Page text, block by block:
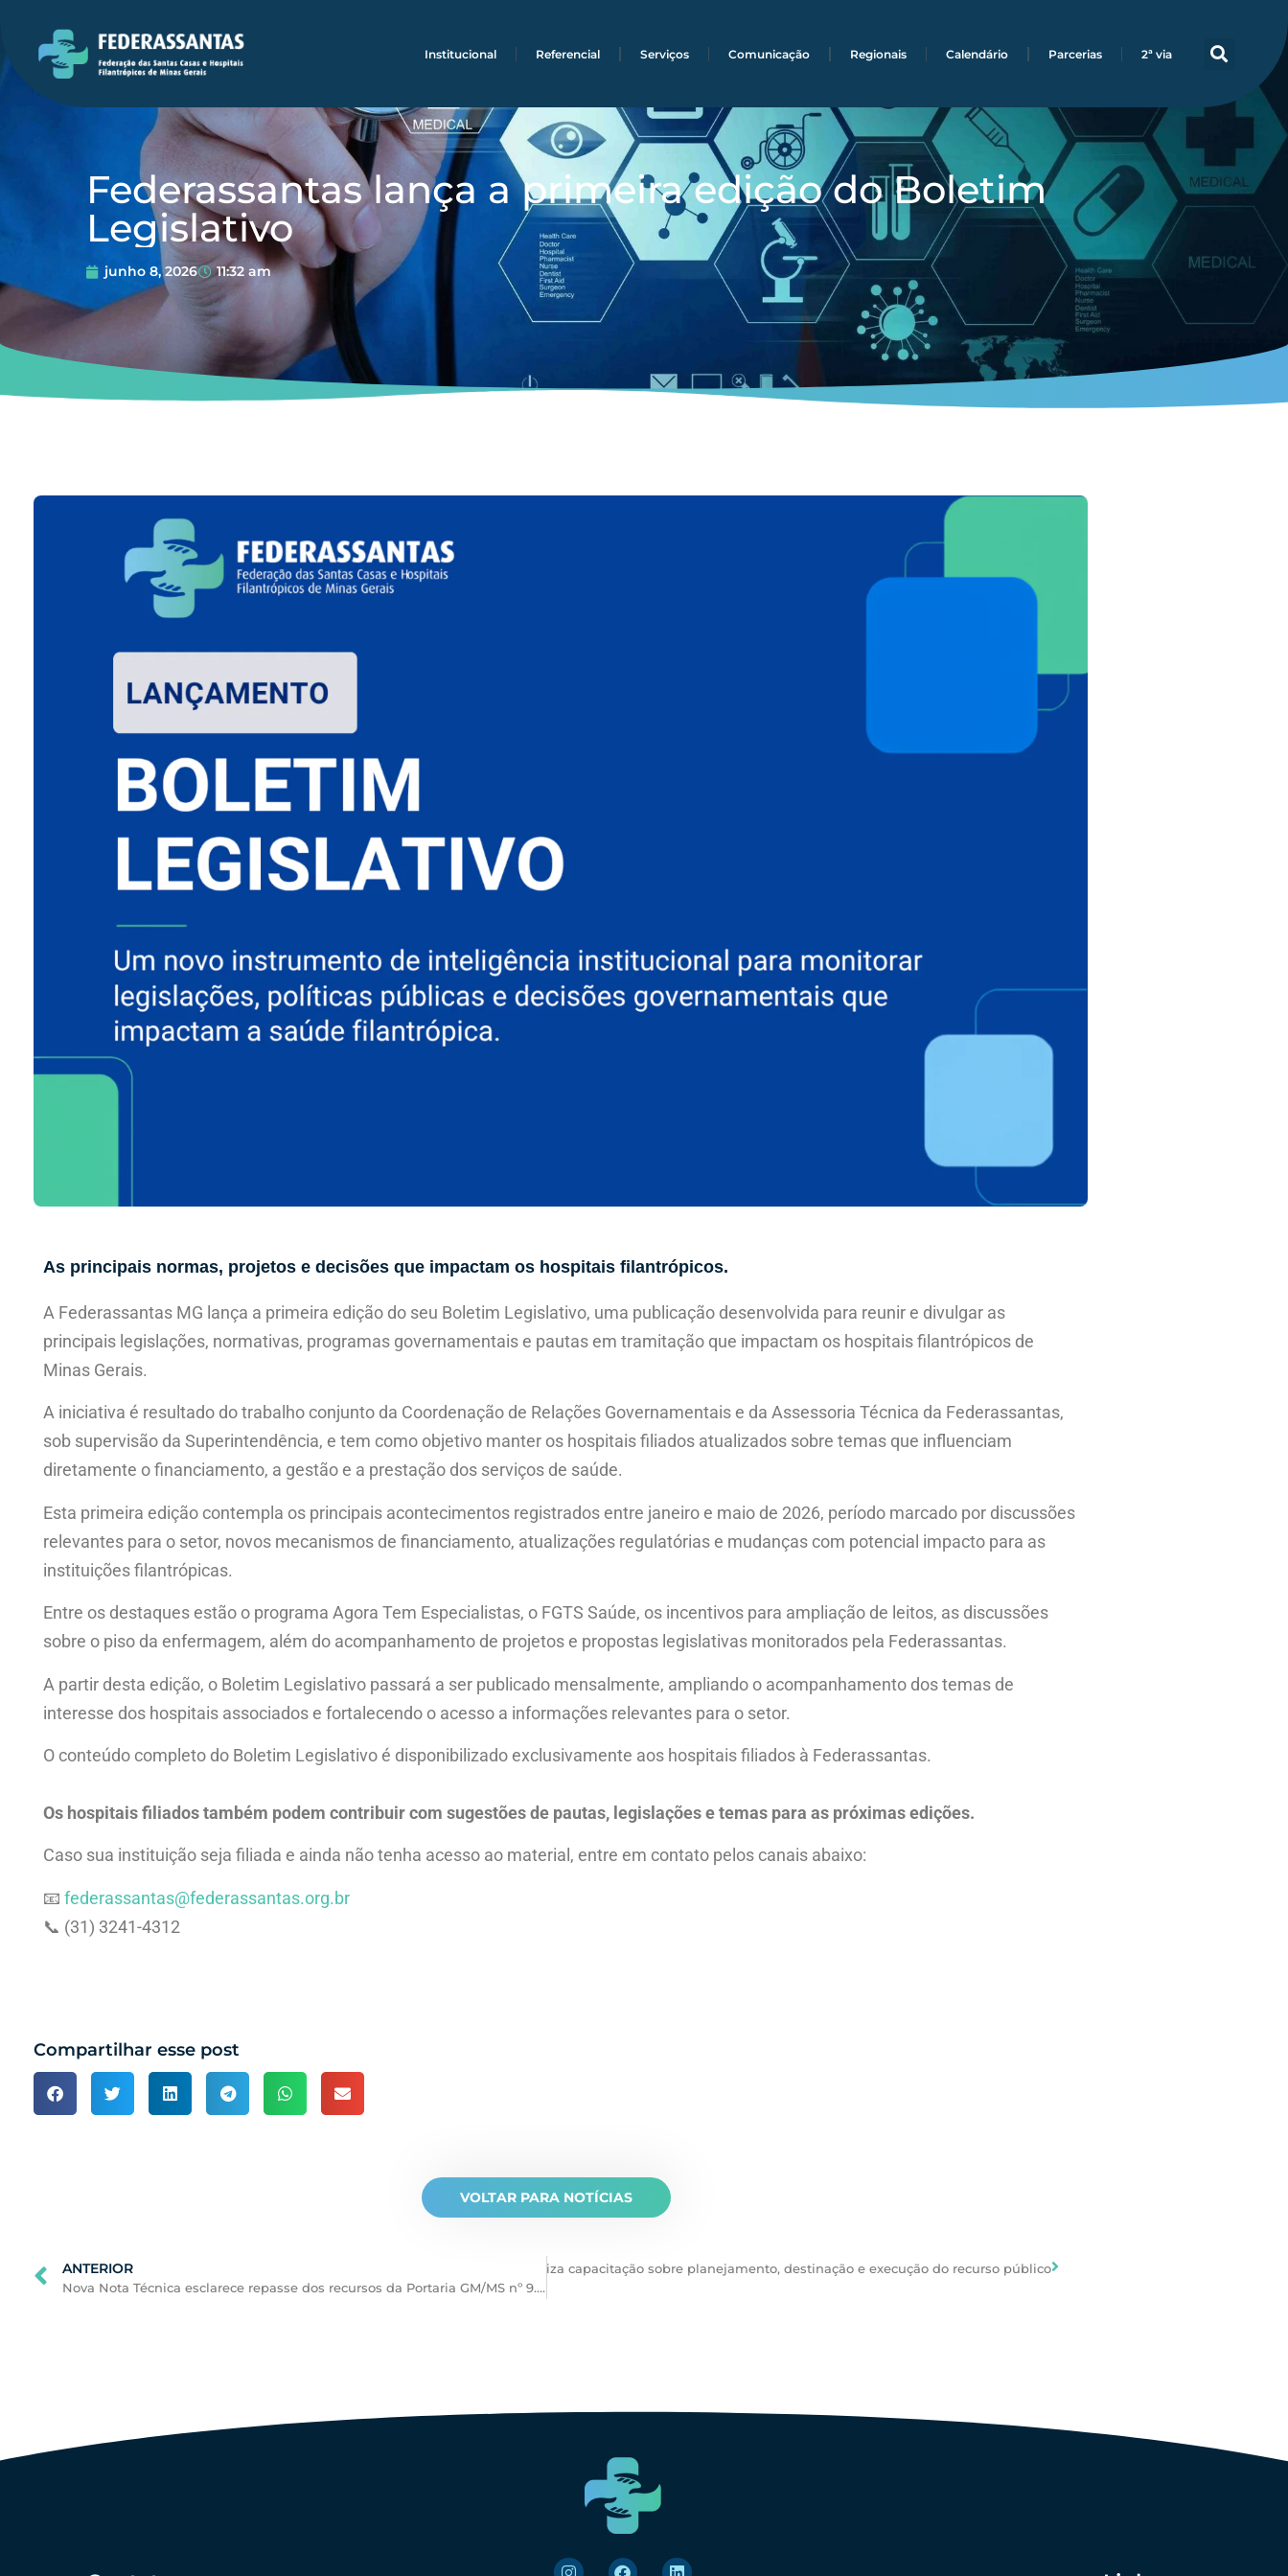
Institucional Referencial Serviços Comunicação Regionais Calendário Parcerias 2ª via
Federassantas lança a primeira edição do Boletim
Legislativo
junho 8, 2026 11:32 am
As principais normas, projetos e decisões que impactam os hospitais filantrópicos.
A Federassantas MG lança a primeira edição do seu Boletim Legislativo, uma publicação desenvolvida para reunir e divulgar as
principais legislações, normativas, programas governamentais e pautas em tramitação que impactam os hospitais filantrópicos de
Minas Gerais.
A iniciativa é resultado do trabalho conjunto da Coordenação de Relações Governamentais e da Assessoria Técnica da Federassantas,
sob supervisão da Superintendência, e tem como objetivo manter os hospitais filiados atualizados sobre temas que influenciam
diretamente o financiamento, a gestão e a prestação dos serviços de saúde.
Esta primeira edição contempla os principais acontecimentos registrados entre janeiro e maio de 2026, período marcado por discussões
relevantes para o setor, novos mecanismos de financiamento, atualizações regulatórias e mudanças com potencial impacto para as
instituições filantrópicas.
Entre os destaques estão o programa Agora Tem Especialistas, o FGTS Saúde, os incentivos para ampliação de leitos, as discussões
sobre o piso da enfermagem, além do acompanhamento de projetos e propostas legislativas monitorados pela Federassantas.
A partir desta edição, o Boletim Legislativo passará a ser publicado mensalmente, ampliando o acompanhamento dos temas de
interesse dos hospitais associados e fortalecendo o acesso a informações relevantes para o setor.
O conteúdo completo do Boletim Legislativo é disponibilizado exclusivamente aos hospitais filiados à Federassantas.
Os hospitais filiados também podem contribuir com sugestões de pautas, legislações e temas para as próximas edições.
Caso sua instituição seja filiada e ainda não tenha acesso ao material, entre em contato pelos canais abaixo:
📧 federassantas@federassantas.org.br
📞 (31) 3241-4312
Compartilhar esse post
VOLTAR PARA NOTÍCIAS
ANTERIOR
Nova Nota Técnica esclarece repasse dos recursos da Portaria GM/MS nº 9.760/2025
Federassantas realiza capacitação sobre planejamento, destinação e execução do recurso público